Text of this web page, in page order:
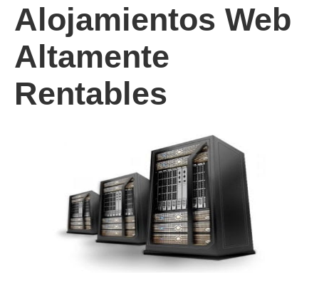
Alojamientos Web
Altamente
Rentables